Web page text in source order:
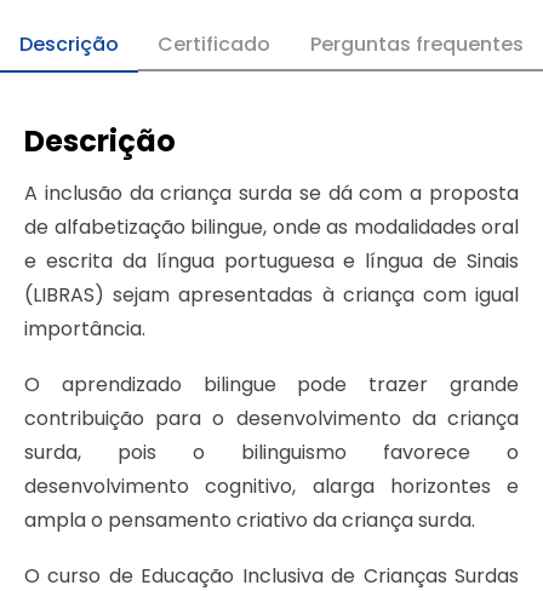
Descrição Certificado Perguntas frequentes
Descrição
A inclusão da criança surda se dá com a proposta
de alfabetização bilingue, onde as modalidades oral
e escrita da língua portuguesa e língua de Sinais
(LIBRAS) sejam apresentadas à criança com igual
importância.
O aprendizado bilingue pode trazer grande
contribuição para o desenvolvimento da criança
surda, pois o bilinguismo favorece o
desenvolvimento cognitivo, alarga horizontes e
ampla o pensamento criativo da criança surda.
O curso de Educação Inclusiva de Crianças Surdas